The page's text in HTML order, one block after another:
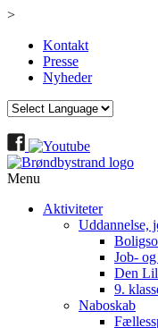
>
Kontakt
Presse
Nyheder
Menu
Aktiviteter
Uddannelse,
Job-
Den
9.
Naboskab